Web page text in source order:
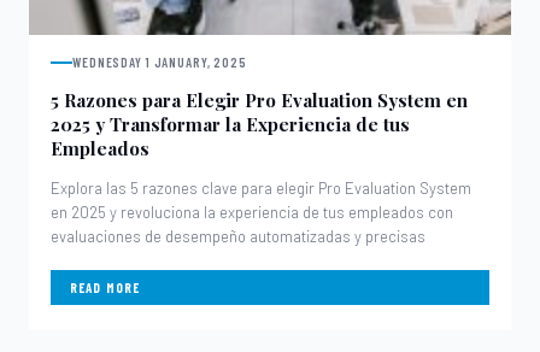
WEDNESDAY 1 JANUARY, 2025
5 Razones para Elegir Pro Evaluation System en
2025 y Transformar la Experiencia de tus
Empleados
Explora las 5 razones clave para elegir Pro Evaluation System
en 2025 y revoluciona la experiencia de tus empleados con
evaluaciones de desempeño automatizadas y precisas
READ MORE